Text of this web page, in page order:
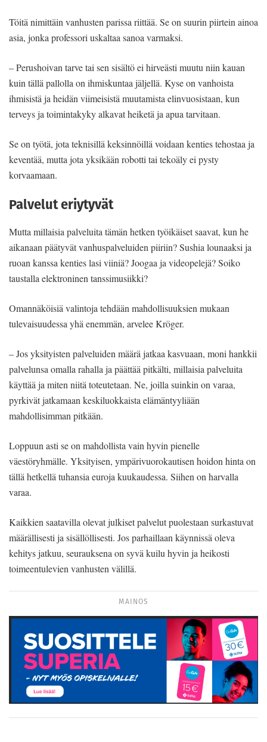
Töitä nimittäin vanhusten parissa riittää. Se on suurin piirtein ainoa
asia, jonka professori uskaltaa sanoa varmaksi.
– Perushoivan tarve tai sen sisältö ei hirveästi muutu niin kauan
kuin tällä pallolla on ihmiskuntaa jäljellä. Kyse on vanhoista
ihmisistä ja heidän viimeisistä muutamista elinvuosistaan, kun
terveys ja toimintakyky alkavat heiketä ja apua tarvitaan.
Se on työtä, jota teknisillä keksinnöillä voidaan kenties tehostaa ja
keventää, mutta jota yksikään robotti tai tekoäly ei pysty
korvaamaan.
Palvelut eriytyvät
Mutta millaisia palveluita tämän hetken työikäiset saavat, kun he
aikanaan päätyvät vanhuspalveluiden piiriin? Sushia lounaaksi ja
ruoan kanssa kenties lasi viiniä? Joogaa ja videopelejä? Soiko
taustalla elektroninen tanssimusiikki?
Omannäköisiä valintoja tehdään mahdollisuuksien mukaan
tulevaisuudessa yhä enemmän, arvelee Kröger.
– Jos yksityisten palveluiden määrä jatkaa kasvuaan, moni hankkii
palvelunsa omalla rahalla ja päättää pitkälti, millaisia palveluita
käyttää ja miten niitä toteutetaan. Ne, joilla suinkin on varaa,
pyrkivät jatkamaan keskiluokkaista elämäntyyliään
mahdollisimman pitkään.
Loppuun asti se on mahdollista vain hyvin pienelle
väestöryhmälle. Yksityisen, ympärivuorokautisen hoidon hinta on
tällä hetkellä tuhansia euroja kuukaudessa. Siihen on harvalla
varaa.
Kaikkien saatavilla olevat julkiset palvelut puolestaan surkastuvat
määrällisesti ja sisällöllisesti. Jos parhaillaan käynnissä oleva
kehitys jatkuu, seurauksena on syvä kuilu hyvin ja heikosti
toimeentulevien vanhusten välillä.
MAINOS